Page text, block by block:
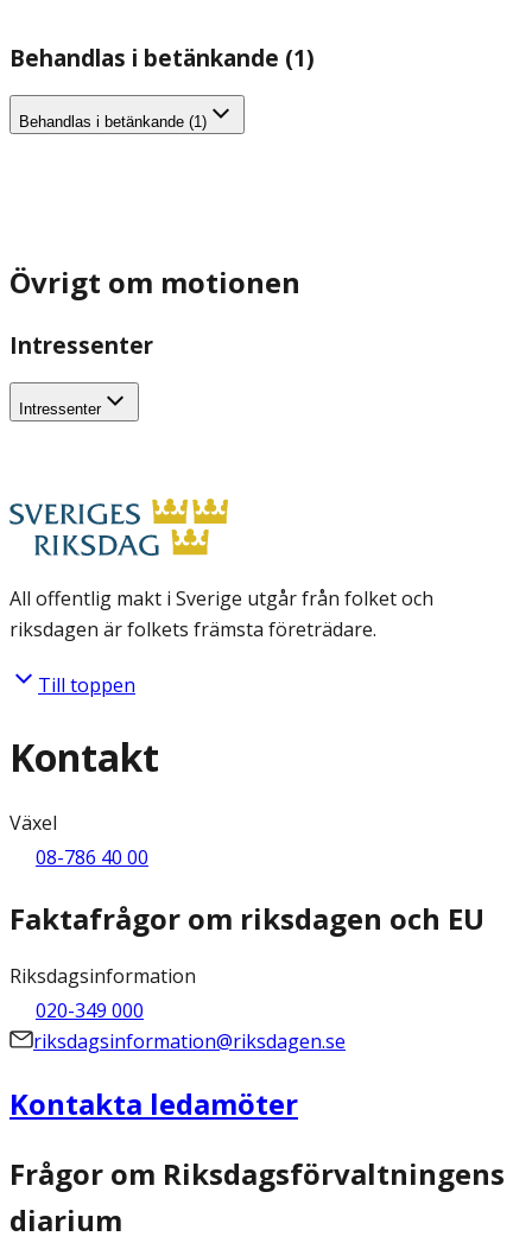
Behandlas i betänkande (1)
Behandlas i betänkande (1)
Övrigt om motionen
Intressenter
Intressenter
All offentlig makt i Sverige utgår från folket och
riksdagen är folkets främsta företrädare.
Till toppen
Kontakt
Växel
08-786 40 00
Faktafrågor om riksdagen och EU
Riksdagsinformation
020-349 000
riksdagsinformation@riksdagen.se
Kontakta ledamöter
Frågor om Riksdagsförvaltningens
diarium